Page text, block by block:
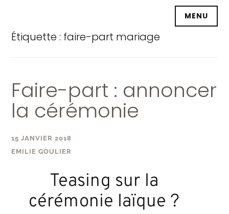
principal
MENU
Étiquette : faire-part mariage
Faire-part : annoncer
la cérémonie
15 JANVIER 2018
EMILIE GOULIER
Teasing sur la
cérémonie laïque ?